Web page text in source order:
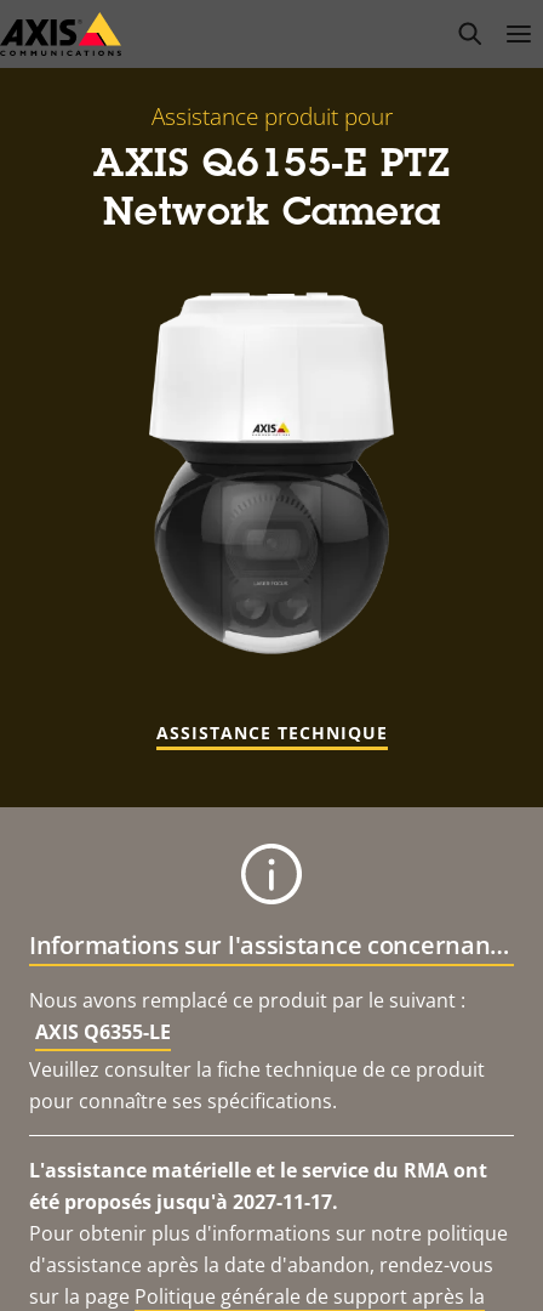
Passer
au
open
Assistance produit pour
AXIS Q6155-E PTZ
Network Camera
ASSISTANCE TECHNIQUE
Informations sur l'assistance concernant le produit
Nous avons remplacé ce produit par le suivant :
AXIS Q6355-LE
Veuillez consulter la fiche technique de ce produit
pour connaître ses spécifications.
L'assistance matérielle et le service du RMA ont
été proposés jusqu'à 2027-11-17.
Pour obtenir plus d'informations sur notre politique
d'assistance après la date d'abandon, rendez-vous
sur la page Politique générale de support après la